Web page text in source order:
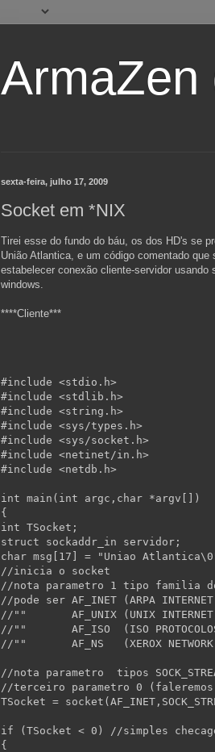
ArmaZen
sexta-feira, julho 17, 2009
Socket em *NIX
Tirei esse do fundo do báu, os dos HD's se
União Atlantica, e um código comentado
estabelecer conexão cliente-servidor
windows.
****Cliente***
#include <stdio.h>
#include <stdlib.h>
#include <string .h>
#include <sys/types.h>
#include <sys/socket.h>
#include <netinet/in .h>
#include <netdb.h>
int main( int argc, char *argv[])
{
int TSocket;
struct sockaddr_in servidor;
char msg[17] = "Uniao
//inicia o socket
//nota parametro 1 tipo familia
//pode ser AF_INET (ARPA
//""       AF_UNIX (UNIX INTERNET
//""       AF_ISO  (ISO
//""       AF_NS   (XEROX NETWORK
//nota parametro  tipos
//terceiro parametro 0 (faleremos
TSocket =
if (TSocket < 0)
//simples
{